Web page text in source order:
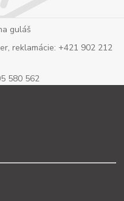
guláš
reklamácie: +421 902 212
580 562